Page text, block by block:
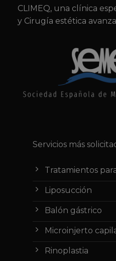
CLIMEQ, una clínica
y Cirugía estética
Servicios más
Tratamientos
Liposucción
Balón gástrico
Microinjerto
Rinoplastia